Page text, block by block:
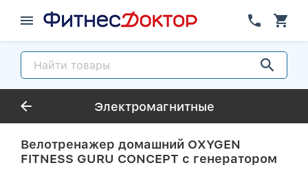
Электромагнитные
Велотренажер домашний OXYGEN
FITNESS GURU CONCEPT с генератором